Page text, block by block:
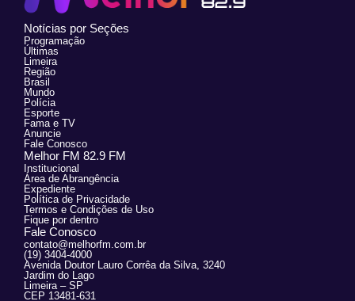
Notícias por Seções
Programação
Últimas
Limeira
Região
Brasil
Mundo
Polícia
Esporte
Fama e TV
Anuncie
Fale Conosco
Melhor FM 82.9 FM
Institucional
Área de Abrangência
Expediente
Política de Privacidade
Termos e Condições de Uso
Fique por dentro
Fale Conosco
contato@melhorfm.com.br
(19) 3404-4000
Avenida Doutor Lauro Corrêa da Silva, 3240
Jardim do Lago
Limeira – SP
CEP 13481-631